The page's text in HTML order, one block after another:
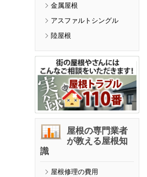
金属屋根
アスファルトシングル
陸屋根
屋根の専門業者
が教える屋根知
識
屋根修理の費用